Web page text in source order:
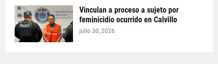
Vinculan a proceso a sujeto por
feminicidio ocurrido en Calvillo
julio 30, 2026